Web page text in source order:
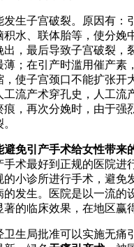
子宫破裂。原因有：
积水、联体胎等，使分娩
出，最后导致子宫破裂，
薄；在引产时滥用催产素
，使子宫颈口不能扩张开
工流产术穿孔史，人工流
痕，再次分娩时，由于强
避免引产手术给女性带来
手术最好到正规的医院进
小诊所进行手术，避免
的发生。医院是以一流的
的临床效果，在地区赢
局批准可以实施无痛